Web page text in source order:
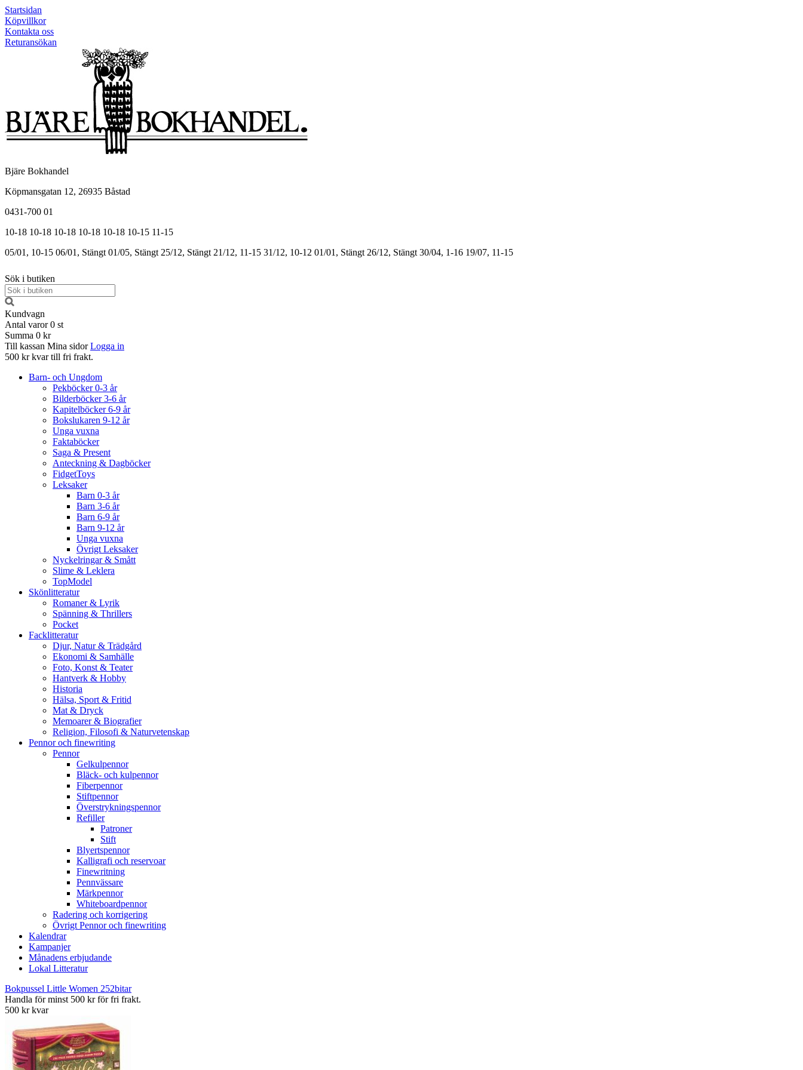
Startsidan
Köpvillkor
Kontakta oss
Returansökan
Bjäre Bokhandel
Köpmansgatan 12, 26935 Båstad
0431-700 01
10-18 10-18 10-18 10-18 10-18 10-15 11-15
05/01, 10-15 06/01, Stängt 01/05, Stängt 25/12, Stängt 21/12, 11-15 31/12, 10-12 01/01, Stängt 26/12, Stängt 30/04, 1-16 19/07, 11-15
Sök i butiken
Kundvagn
Antal varor 0 st
Summa 0 kr
Till kassan Mina sidor Logga in
500 kr kvar till fri frakt.
Barn- och Ungdom
Pekböcker 0-3 år
Bilderböcker 3-6 år
Kapitelböcker 6-9 år
Bokslukaren 9-12 år
Unga vuxna
Faktaböcker
Saga & Present
Anteckning & Dagböcker
FidgetToys
Leksaker
Barn 0-3 år
Barn 3-6 år
Barn 6-9 år
Barn 9-12 år
Unga vuxna
Övrigt Leksaker
Nyckelringar & Smått
Slime & Leklera
TopModel
Skönlitteratur
Romaner & Lyrik
Spänning & Thrillers
Pocket
Facklitteratur
Djur, Natur & Trädgård
Ekonomi & Samhälle
Foto, Konst & Teater
Hantverk & Hobby
Historia
Hälsa, Sport & Fritid
Mat & Dryck
Memoarer & Biografier
Religion, Filosofi & Naturvetenskap
Pennor och finewriting
Pennor
Gelkulpennor
Bläck- och kulpennor
Fiberpennor
Stiftpennor
Överstrykningspennor
Refiller
Patroner
Stift
Blyertspennor
Kalligrafi och reservoar
Finewritning
Pennvässare
Märkpennor
Whiteboardpennor
Radering och korrigering
Övrigt Pennor och finewriting
Kalendrar
Kampanjer
Månadens erbjudande
Lokal Litteratur
Bokpussel Little Women 252bitar
Handla för minst 500 kr för fri frakt.
500 kr kvar